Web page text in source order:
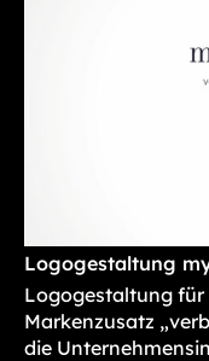
Logogestaltung
Logogestaltung für
Markenzusatz
die